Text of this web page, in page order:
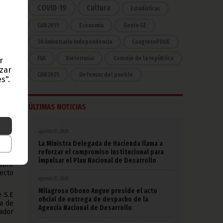
en
de
COVID-19 Cultura Estadísticas
CAN 2015 Economía Gente GE
50 Aniversario Independencia CongresoPDGE
FIJA Bielorrusia Consejo de la república
CAN 2025 Defensor del pueblo
ÚLTIMAS NOTICIAS
agosto 07, 2026
La Ministra Delegada de Hacienda llama a
reforzar el compromiso institucional para
impulsar el Plan Nacional de Desarrollo
agosto 07, 2026
Milagrosa Obono Angue preside el acto
oficial de entrega de despacho de la
Agencia Nacional de Desarrollo